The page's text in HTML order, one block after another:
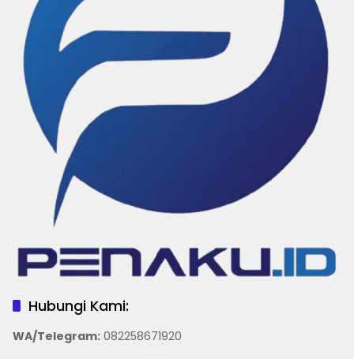
Hubungi Kami:
WA/Telegram: 082258671920